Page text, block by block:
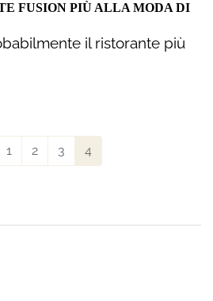
FUSION PIÙ ALLA MODA DI
il ristorante più
1 2 3 4